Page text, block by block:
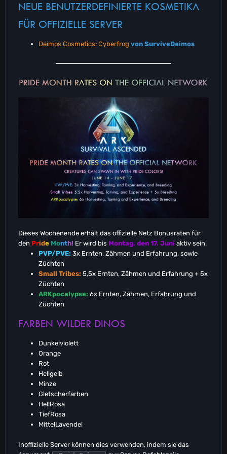
NEUE BENUTZERDEFINIERTE KOSMETIKA
FÜR OFFIZIELLE SERVER
Deimos Cosmetics: Cyberfrog von SurviveDeimos
Dieses Wochenende erhält das offizielle Netz Bonusraten für
den Pride Month! Er wird bis Montag, den 17. Juni aktiv sein.
PVP/PVE: 3x Ernten, Zähmen und Erfahrung, sowie
Züchten
Small Tribes: 5,5x Ernten, Zähmen und Erfahrung + 5x
Züchten
ARKpocalypse: 6x Ernten, Zähmen, Erfahrung und
Züchten
FARBEN WILDER DINOS
Dunkelviolett
Orange
Rot
Hellgelb
Minze
Gletscherfarben
HellRosa
TiefRosa
MittelLavendel
Inoffizielle Server können dies verwenden, indem sie das